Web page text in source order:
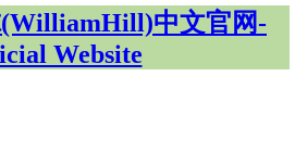
(WilliamHill)中文官网-
Website